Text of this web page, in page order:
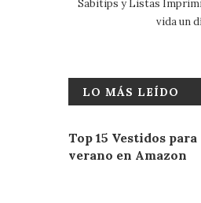
Sabitips y Listas
vida un
LO MÁS LEÍDO
Top 15 Vestidos para
verano en Amazon